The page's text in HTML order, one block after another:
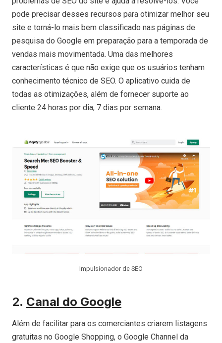
pode precisar desses recursos para otimizar melhor seu
site e torná-lo mais bem classificado nas páginas de
pesquisa do Google em preparação para a temporada de
vendas mais movimentada. Uma das melhores
características é que não exige que os usuários tenham
conhecimento técnico de SEO. O aplicativo cuida de
todas as otimizações, além de fornecer suporte ao
cliente 24 horas por dia, 7 dias por semana.
Impulsionador de SEO
2. Canal do Google
Além de facilitar para os comerciantes criarem listagens
gratuitas no Google Shopping, o Google Channel da